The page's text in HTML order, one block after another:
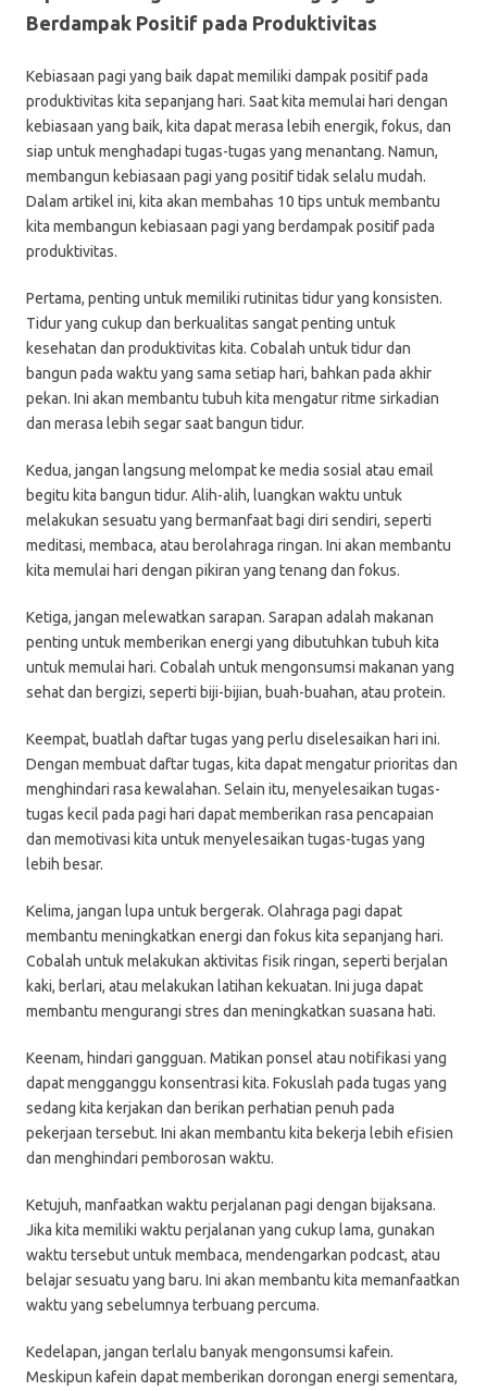
Berdampak Positif pada Produktivitas
Kebiasaan pagi yang baik dapat memiliki dampak positif pada
produktivitas kita sepanjang hari. Saat kita memulai hari dengan
kebiasaan yang baik, kita dapat merasa lebih energik, fokus, dan
siap untuk menghadapi tugas-tugas yang menantang. Namun,
membangun kebiasaan pagi yang positif tidak selalu mudah.
Dalam artikel ini, kita akan membahas 10 tips untuk membantu
kita membangun kebiasaan pagi yang berdampak positif pada
produktivitas.
Pertama, penting untuk memiliki rutinitas tidur yang konsisten.
Tidur yang cukup dan berkualitas sangat penting untuk
kesehatan dan produktivitas kita. Cobalah untuk tidur dan
bangun pada waktu yang sama setiap hari, bahkan pada akhir
pekan. Ini akan membantu tubuh kita mengatur ritme sirkadian
dan merasa lebih segar saat bangun tidur.
Kedua, jangan langsung melompat ke media sosial atau email
begitu kita bangun tidur. Alih-alih, luangkan waktu untuk
melakukan sesuatu yang bermanfaat bagi diri sendiri, seperti
meditasi, membaca, atau berolahraga ringan. Ini akan membantu
kita memulai hari dengan pikiran yang tenang dan fokus.
Ketiga, jangan melewatkan sarapan. Sarapan adalah makanan
penting untuk memberikan energi yang dibutuhkan tubuh kita
untuk memulai hari. Cobalah untuk mengonsumsi makanan yang
sehat dan bergizi, seperti biji-bijian, buah-buahan, atau protein.
Keempat, buatlah daftar tugas yang perlu diselesaikan hari ini.
Dengan membuat daftar tugas, kita dapat mengatur prioritas dan
menghindari rasa kewalahan. Selain itu, menyelesaikan tugas-
tugas kecil pada pagi hari dapat memberikan rasa pencapaian
dan memotivasi kita untuk menyelesaikan tugas-tugas yang
lebih besar.
Kelima, jangan lupa untuk bergerak. Olahraga pagi dapat
membantu meningkatkan energi dan fokus kita sepanjang hari.
Cobalah untuk melakukan aktivitas fisik ringan, seperti berjalan
kaki, berlari, atau melakukan latihan kekuatan. Ini juga dapat
membantu mengurangi stres dan meningkatkan suasana hati.
Keenam, hindari gangguan. Matikan ponsel atau notifikasi yang
dapat mengganggu konsentrasi kita. Fokuslah pada tugas yang
sedang kita kerjakan dan berikan perhatian penuh pada
pekerjaan tersebut. Ini akan membantu kita bekerja lebih efisien
dan menghindari pemborosan waktu.
Ketujuh, manfaatkan waktu perjalanan pagi dengan bijaksana.
Jika kita memiliki waktu perjalanan yang cukup lama, gunakan
waktu tersebut untuk membaca, mendengarkan podcast, atau
belajar sesuatu yang baru. Ini akan membantu kita memanfaatkan
waktu yang sebelumnya terbuang percuma.
Kedelapan, jangan terlalu banyak mengonsumsi kafein.
Meskipun kafein dapat memberikan dorongan energi sementara,